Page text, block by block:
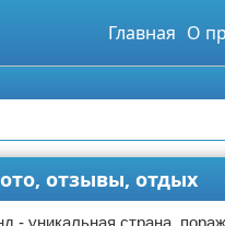
Главная О
отзывы, отдых
- уникальная страна,